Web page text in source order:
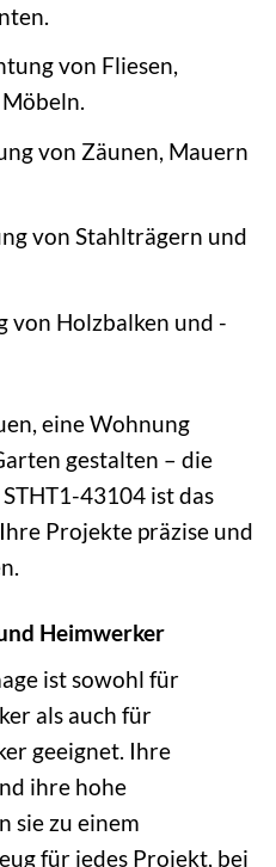
von Fliesen,
von Zäunen, Mauern
von Stahlträgern und
von Holzbalken und -
eine Wohnung
gestalten – die
43104 ist das
Projekte präzise und
Heimwerker
ist sowohl für
als auch für
geeignet. Ihre
ihre hohe
sie zu einem
für jedes Projekt, bei